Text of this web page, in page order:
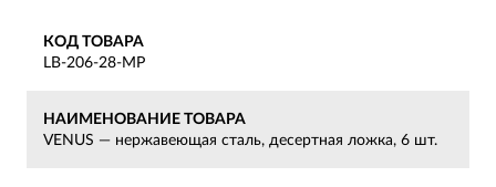
КОД ТОВАРА
LB-206-28-MP
НАИМЕНОВАНИЕ ТОВАРА
VENUS — нержавеющая сталь, десертная ложка, 6 шт.